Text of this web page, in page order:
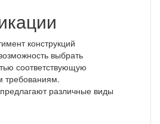
конструкций
выбрать
соответствующую
требованиям.
различные виды